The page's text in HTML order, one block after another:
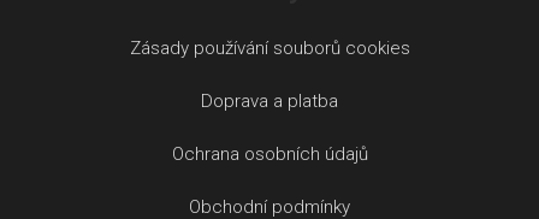
Zásady používání souborů cookies
Doprava a platba
Ochrana osobních údajů
Obchodní podmínky